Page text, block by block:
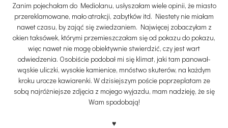
Zanim pojechałam do Mediolanu, usłyszałam wiele opinii, że miasto
przereklamowane, mało atrakcji, zabytków itd. Niestety nie miałam
nawet czasu, by zająć się zwiedzaniem. Najwięcej zobaczyłam z
okien taksówek, którymi przemieszczałam się od pokazu do pokazu,
więc nawet nie mogę obiektywnie stwierdzić, czy jest wart
odwiedzenia. Osobiście podobał mi się klimat, jaki tam panował-
wąskie uliczki, wysokie kamienice, mnóstwo skuterów, na każdym
kroku urocze kawiarenki. W dzisiejszym poście poprzeplatam ze
sobą najróżniejsze zdjęcia z mojego wyjazdu, mam nadzieję, że się
Wam spodobają!
♥